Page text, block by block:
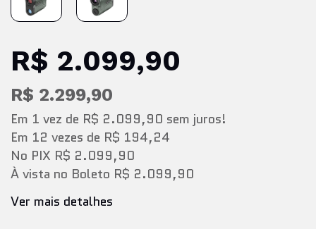
R$ 2.099,90
R$ 2.299,90
Em 1 vez de R$ 2.099,90 sem juros!
Em 12 vezes de R$ 194,24
No PIX R$ 2.099,90
À vista no Boleto R$ 2.099,90
Ver mais detalhes